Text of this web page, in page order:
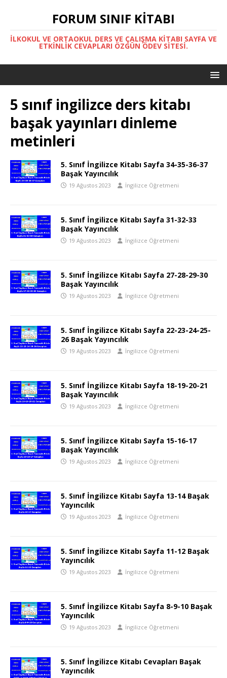
FORUM SINIF KITABI
İLKOKUL VE ORTAOKUL DERS VE ÇALIŞMA KITABI SAYFA VE
ETKINLIK CEVAPLARI ÖZGÜN ÖDEV SITESI.
5 sınıf ingilizce ders kitabı
başak yayınları dinleme
metinleri
5. Sınıf İngilizce Kitabı Sayfa 34-35-36-37
Başak Yayıncılık
19 Ağustos 2023 İngilizce Öğretmeni
5. Sınıf İngilizce Kitabı Sayfa 31-32-33
Başak Yayıncılık
19 Ağustos 2023 İngilizce Öğretmeni
5. Sınıf İngilizce Kitabı Sayfa 27-28-29-30
Başak Yayıncılık
19 Ağustos 2023 İngilizce Öğretmeni
5. Sınıf İngilizce Kitabı Sayfa 22-23-24-25-
26 Başak Yayıncılık
19 Ağustos 2023 İngilizce Öğretmeni
5. Sınıf İngilizce Kitabı Sayfa 18-19-20-21
Başak Yayıncılık
19 Ağustos 2023 İngilizce Öğretmeni
5. Sınıf İngilizce Kitabı Sayfa 15-16-17
Başak Yayıncılık
19 Ağustos 2023 İngilizce Öğretmeni
5. Sınıf İngilizce Kitabı Sayfa 13-14 Başak
Yayıncılık
19 Ağustos 2023 İngilizce Öğretmeni
5. Sınıf İngilizce Kitabı Sayfa 11-12 Başak
Yayıncılık
19 Ağustos 2023 İngilizce Öğretmeni
5. Sınıf İngilizce Kitabı Sayfa 8-9-10 Başak
Yayıncılık
19 Ağustos 2023 İngilizce Öğretmeni
5. Sınıf İngilizce Kitabı Cevapları Başak
Yayıncılık